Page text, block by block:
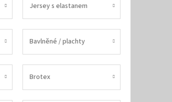
Jersey s elastanem
Bavlněné / plachty
Brotex